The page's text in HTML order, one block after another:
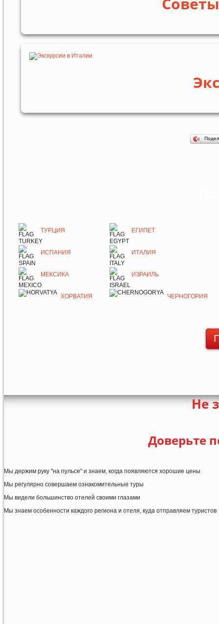
ТУРЦИЯ ЕГИПЕТ
ИСПАНИЯ ИТАЛИЯ
МЕКСИКА ИЗРАИЛЬ
ХОРВАТИЯ ЧЕРНОГОРИЯ
Не
Доверьте
Мы держим руку "на пульсе" и знаем, когда появляются хорошие цены
Мы регулярно совершаем ознакомительные туры
Мы видели большинство отелей своими глазами
Мы знаем особенности каждого региона и отеля, куда отправляем туристов